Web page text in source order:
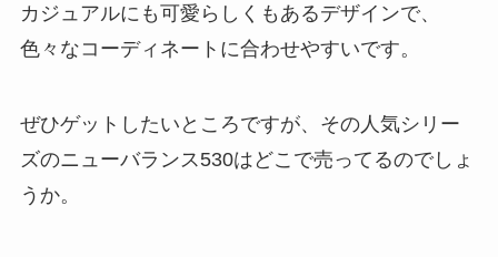
カジュアルにも可愛らしくもあるデザインで、
色々なコーディネートに合わせやすいです。
ぜひゲットしたいところですが、その人気シリー
ズのニューバランス530はどこで売ってるのでしょ
うか。